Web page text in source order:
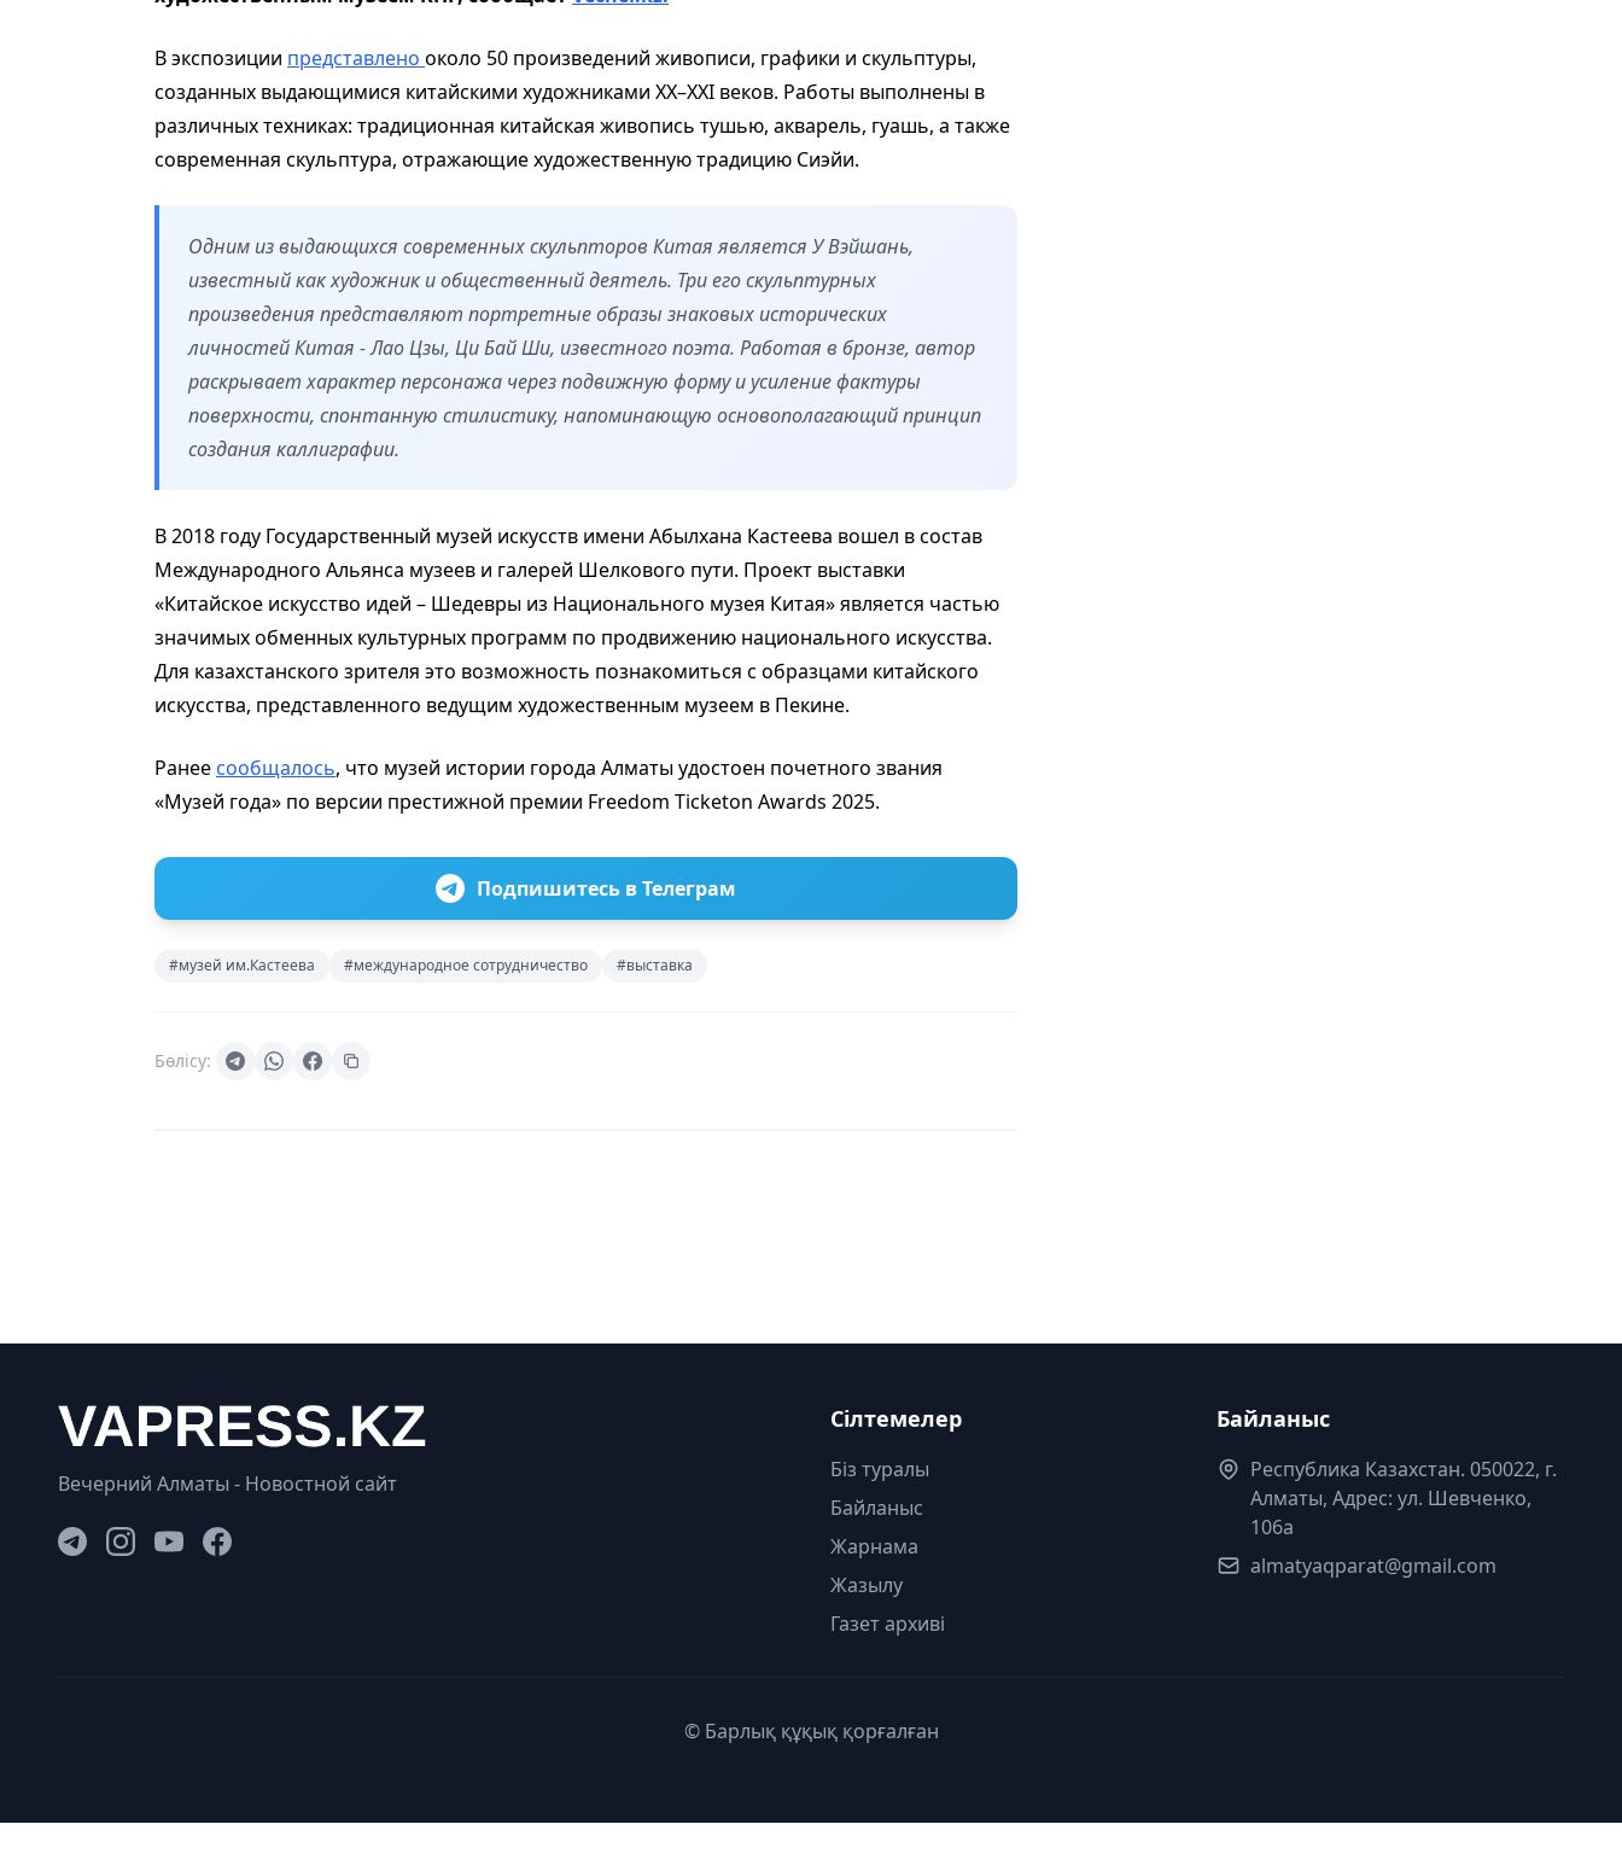
В экспозиции представлено около 50 произведений живописи, графики и скульптуры,
созданных выдающимися китайскими художниками XX–XXI веков. Работы выполнены в
различных техниках: традиционная китайская живопись тушью, акварель, гуашь, а также
современная скульптура, отражающие художественную традицию Сиэйи.
Одним из выдающихся современных скульпторов Китая является У Вэйшань,
известный как художник и общественный деятель. Три его скульптурных
произведения представляют портретные образы знаковых исторических
личностей Китая - Лао Цзы, Ци Бай Ши, известного поэта. Работая в бронзе, автор
раскрывает характер персонажа через подвижную форму и усиление фактуры
поверхности, спонтанную стилистику, напоминающую основополагающий принцип
создания каллиграфии.
В 2018 году Государственный музей искусств имени Абылхана Кастеева вошел в состав
Международного Альянса музеев и галерей Шелкового пути. Проект выставки
«Китайское искусство идей – Шедевры из Национального музея Китая» является частью
значимых обменных культурных программ по продвижению национального искусства.
Для казахстанского зрителя это возможность познакомиться с образцами китайского
искусства, представленного ведущим художественным музеем в Пекине.
Ранее сообщалось, что музей истории города Алматы удостоен почетного звания
«Музей года» по версии престижной премии Freedom Ticketon Awards 2025.
Подпишитесь в Телеграм
#музей им.Кастеева #международное сотрудничество #выставка
Бөлісу:
Вечерний Алматы - Новостной сайт
Сілтемелер
Біз туралы
Байланыс
Жарнама
Жазылу
Газет архиві
Байланыс
Республика Казахстан. 050022, г.
Алматы, Адрес: ул. Шевченко,
106а
almatyaqparat@gmail.com
© Барлық құқық қорғалған